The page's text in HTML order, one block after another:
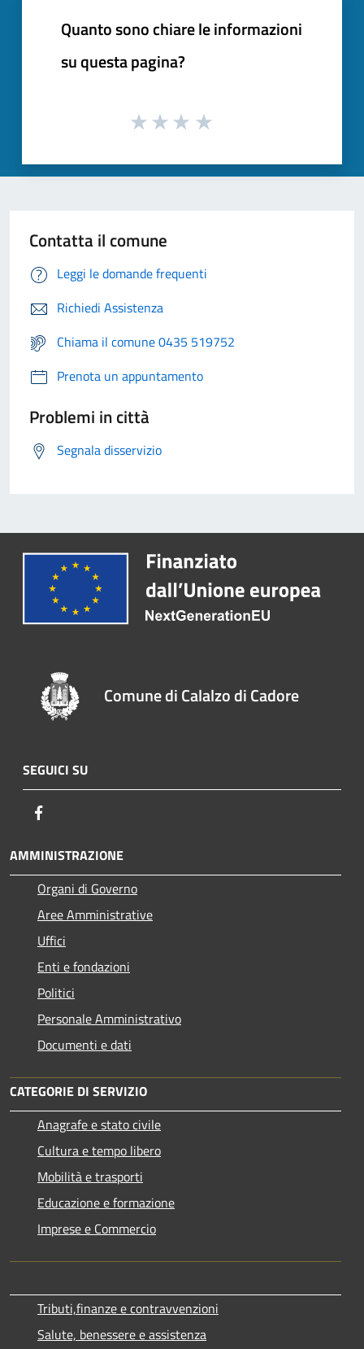
Quanto sono chiare le informazioni
su questa pagina?
Contatta il comune
Leggi le domande frequenti
Richiedi Assistenza
Chiama il comune 0435 519752
Prenota un appuntamento
Problemi in città
Segnala disservizio
Comune di Calalzo di Cadore
SEGUICI SU
AMMINISTRAZIONE
Organi di Governo
Aree Amministrative
Uffici
Enti e fondazioni
Politici
Personale Amministrativo
Documenti e dati
CATEGORIE DI SERVIZIO
Anagrafe e stato civile
Cultura e tempo libero
Mobilità e trasporti
Educazione e formazione
Imprese e Commercio
Tributi,finanze e contravvenzioni
Salute, benessere e assistenza